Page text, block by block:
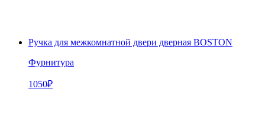
Ручка для межкомнатной двери дверная BOSTON
Фурнитура
1050₽